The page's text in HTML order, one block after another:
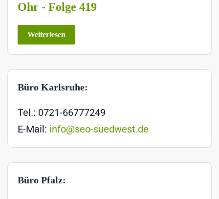
Ohr - Folge 419
Weiterlesen
Büro Karlsruhe:
Tel.: 0721-66777249
E-Mail: info@seo-suedwest.de
Büro Pfalz: